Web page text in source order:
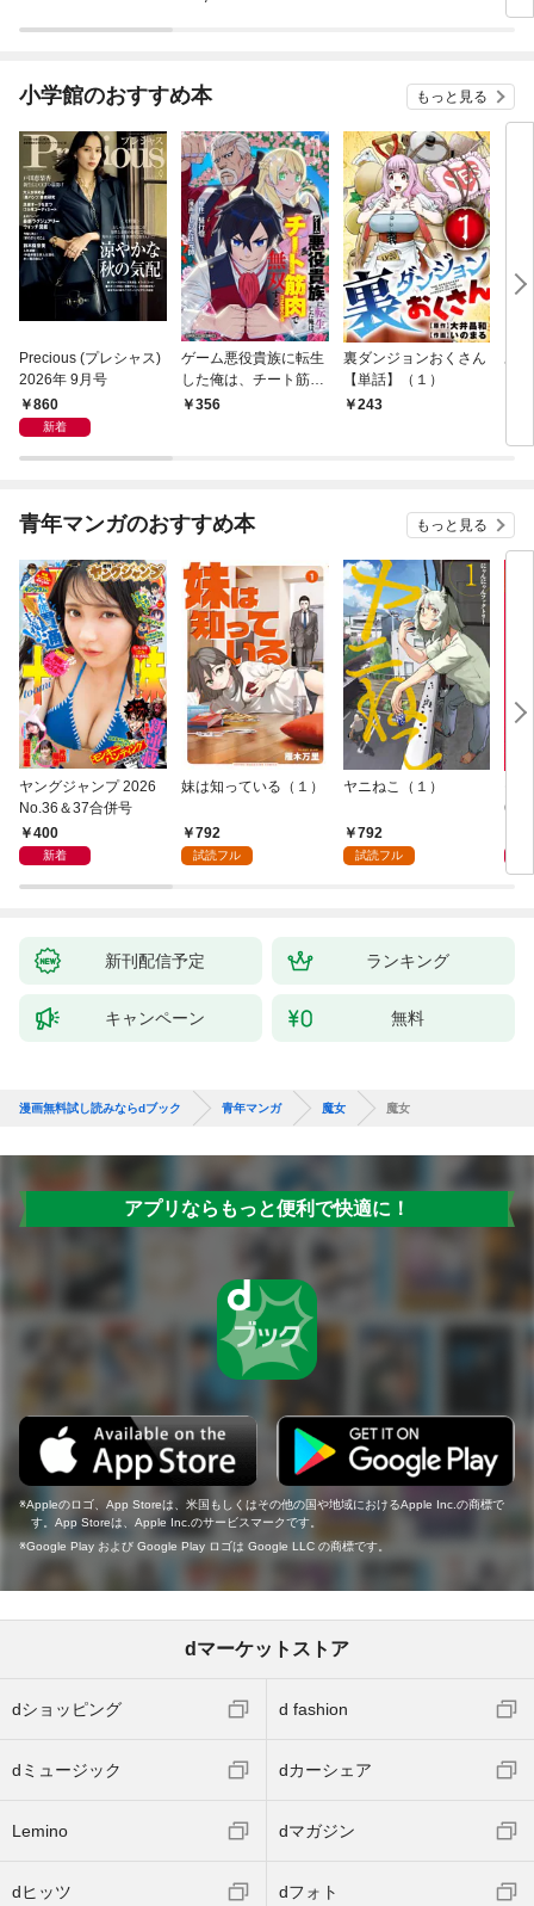
小学館のおすすめ本 もっと見る
Precious (プレシャス)
2026年 9月号
860
新着
ゲーム悪役貴族に転生
した俺は、チート筋肉
で無双する【単話】
356
裏ダンジョンおくさん
【単話】（１）
243
あ
青年マンガのおすすめ本 もっと見る
ヤングジャンプ 2026
No.36＆37合併号
400
新着
妹は知っている（１）
792
試読フル
ヤニねこ（１）
792
試読フル
6・
新刊配信予定 ランキング
キャンペーン 無料
漫画無料試し読みならdブック 青年マンガ 魔女 魔女
アプリならもっと便利で快適に！
Appleのロゴ、App Storeは、米国もしくはその他の国や地域におけるApple Inc.の商標で
す。App Storeは、Apple Inc.のサービスマークです。
Google Play および Google Play ロゴは Google LLC の商標です。
dマーケットストア
dショッピング d fashion
dミュージック dカーシェア
Lemino dマガジン
dヒッツ dフォト